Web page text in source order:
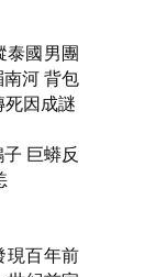
泰國男團
河 背包
死因成謎
巨蟒反
現百年前